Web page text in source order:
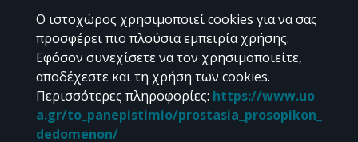
Διδακτορικές διατριβές & Γκρίζα βιβλιογραφία
Προφίλ Ερευνητή
CC BY-NC 4.0
Εκτός αν αναφέρεται διαφορετικά, το υλικό της "Περγάμου" διατίθεται
Ο ιστοχώρος χρησιμοποιεί cookies για να σας
προσφέρει πιο πλούσια εμπειρία χρήσης.
Εφόσον συνεχίσετε να τον χρησιμοποιείτε,
αποδέχεστε και τη χρήση των cookies.
Περισσότερες πληροφορίες: https://www.uo
a.gr/to_panepistimio/prostasia_prosopikon_
dedomenon/